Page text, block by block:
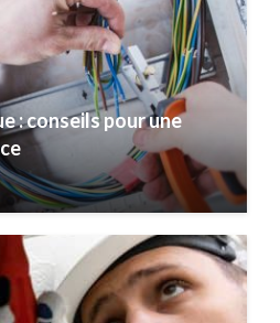
: conseils pour une